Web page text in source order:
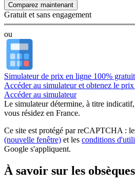
Gratuit et sans engagement
ou
Simulateur de prix en ligne 100% gratuit
Accéder au simulateur et obtenez le prix
Accéder au simulateur
Le simulateurdétermine, à titre
vous résidez en France.
Ce site est protégé par reCAPTCHA :
(nouvelle fenêtre) et les conditions
Google s'appliquent.
À savoir sur les